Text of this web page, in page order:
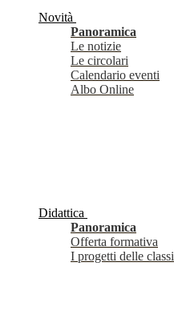
Novità
Panoramica
Le notizie
Le circolari
Calendario eventi
Albo Online
Didattica
Panoramica
Offerta formativa
I progetti delle classi